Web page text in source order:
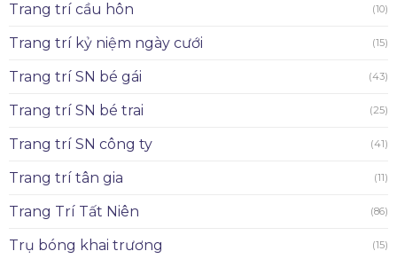
Trang trí cầu hôn (10)
Trang trí kỷ niệm ngày cưới (15)
Trang trí SN bé gái (43)
Trang trí SN bé trai (25)
Trang trí SN công ty (41)
Trang trí tân gia (11)
Trang Trí Tất Niên (86)
Trụ bóng khai trương (15)